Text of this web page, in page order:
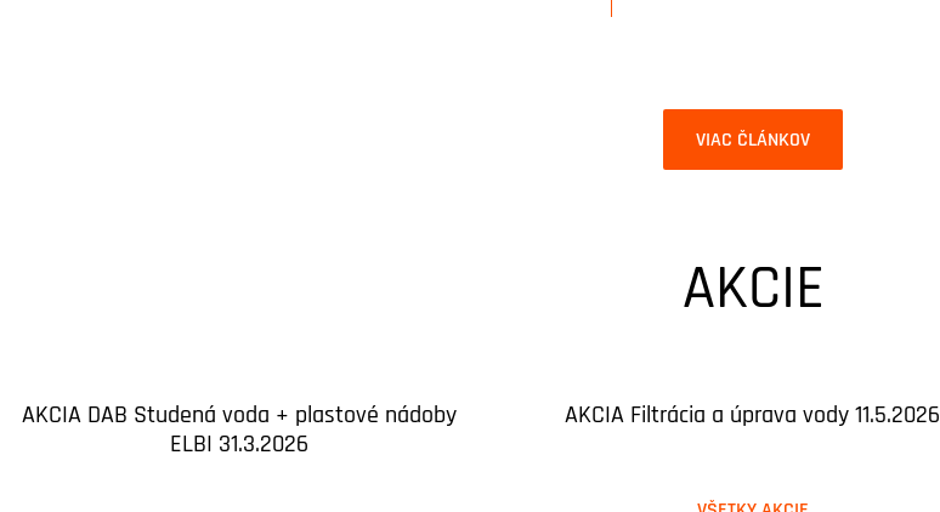
VIAC ČLÁNKOV
AKCIE
AKCIA DAB Studená voda + plastové nádoby
ELBI 31.3.2026
AKCIA Filtrácia a úprava vody 11.5.2026